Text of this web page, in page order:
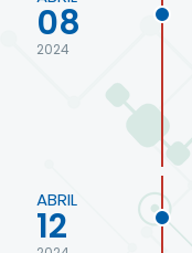
08
2024
ABRIL
12